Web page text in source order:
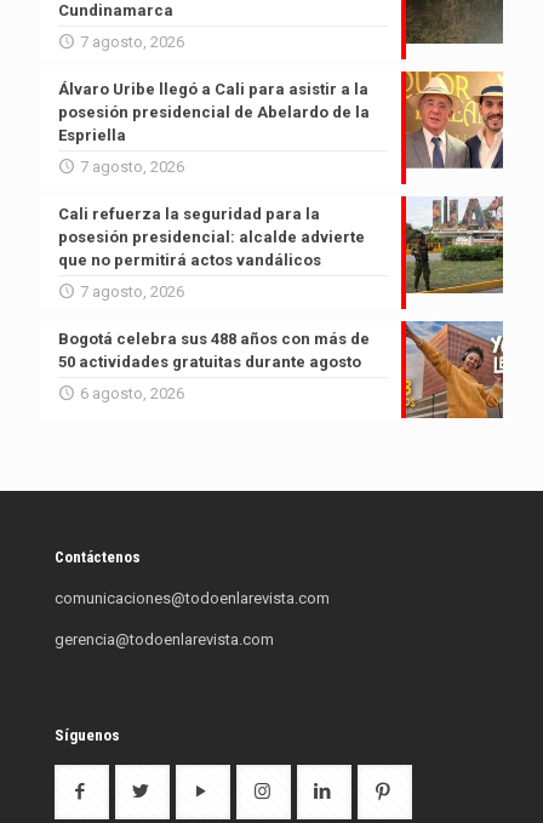
Cundinamarca
7 agosto, 2026
Álvaro Uribe llegó a Cali para asistir a la
posesión presidencial de Abelardo de la
Espriella
7 agosto, 2026
Cali refuerza la seguridad para la
posesión presidencial: alcalde advierte
que no permitirá actos vandálicos
7 agosto, 2026
Bogotá celebra sus 488 años con más de
50 actividades gratuitas durante agosto
6 agosto, 2026
Contáctenos
comunicaciones@todoenlarevista.com
gerencia@todoenlarevista.com
Síguenos